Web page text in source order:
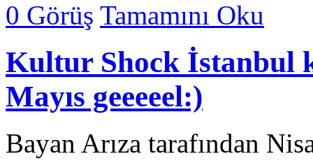
0 Görüş Tamamını Oku
Kultur Shock İstanbul
Mayıs geeeeel:)
Bayan Arıza tarafından